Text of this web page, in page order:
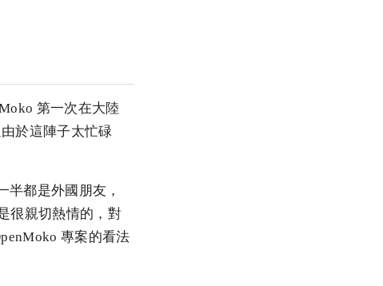
第一次在大陸
於這陣子太忙碌
都是外國朋友，
很親切熱情的，對
專案的看法